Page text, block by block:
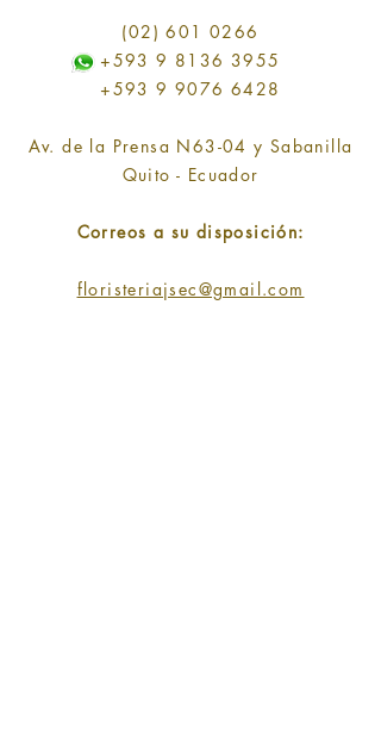
(02) 601 0266
+593 9 8136 3955
+593 9 9076 6428
Av. de la Prensa N63-04 y Sabanilla
Quito - Ecuador
Correos a su disposición:
floristeriajsec@gmail.com